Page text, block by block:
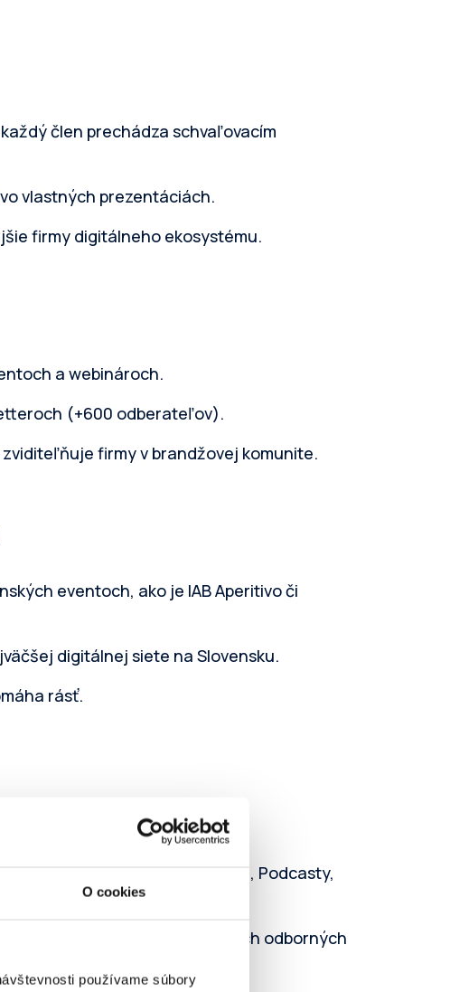
O cookies
používame súbory
člen prechádza schvaľovacím
vlastných prezentáciách.
firmy digitálneho ekosystému.
a webinároch.
(+600 odberateľov).
zviditeľňuje firmy v brandžovej komunite.
eventoch, ako je IAB Aperitivo či
digitálnej siete na Slovensku.
rásť.
Marketingu, Retail Médiá, Podcasty,
segmentových máp a ďalších odborných